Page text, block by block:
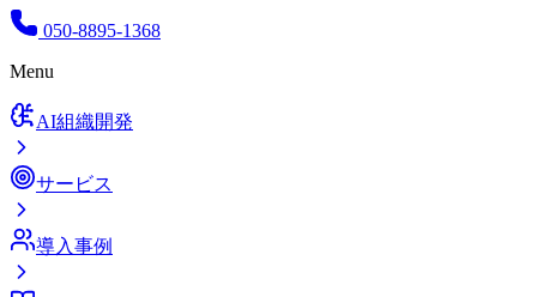
050-8895-1368
Menu
AI組織開発
サービス
導入事例